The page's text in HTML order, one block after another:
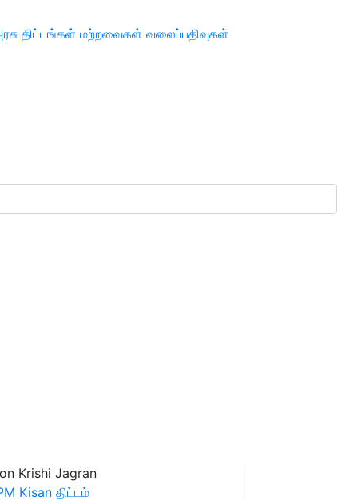
திட்டங்கள் மற்றவைகள் வலைப்பதிவுகள்
Krishi Jagran
Kisan திட்டம்